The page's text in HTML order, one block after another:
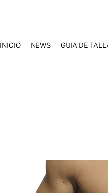
INICIO NEWS GUIA DE